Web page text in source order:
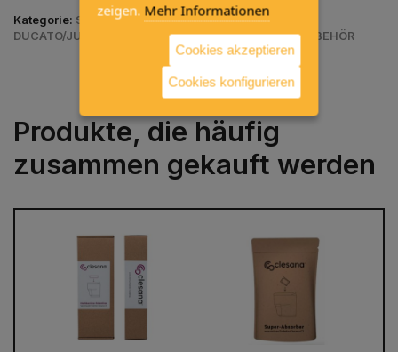
Kategorie: SUCHE NACH FAHRZEUGMODELL / FIAT /
DUCATO/JUMPER/BOXER (2007-2014) / ANDERES ZUBEHÖR
Produkte, die häufig
zusammen gekauft werden
zeigen. Mehr Informationen
Cookies akzeptieren
Cookies konfigurieren